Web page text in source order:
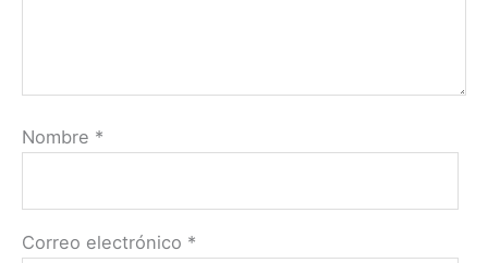
Nombre *
Correo electrónico *